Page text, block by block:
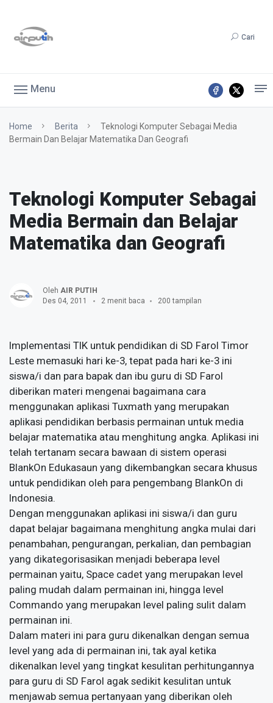
Cari
Menu
Home Berita
Teknologi Komputer Sebagai Media
Bermain Dan Belajar Matematika Dan Geografi
Teknologi Komputer Sebagai
Media Bermain dan Belajar
Matematika dan Geografi
Oleh AIR PUTIH
Des 04, 2011
2 menit baca 200 tampilan
Implementasi TIK untuk pendidikan di SD Farol Timor
Leste memasuki hari ke-3, tepat pada hari ke-3 ini
siswa/i dan para bapak dan ibu guru di SD Farol
diberikan materi mengenai bagaimana cara
menggunakan aplikasi Tuxmath yang merupakan
aplikasi pendidikan berbasis permainan untuk media
belajar matematika atau menghitung angka. Aplikasi ini
telah tertanam secara bawaan di sistem operasi
BlankOn Edukasaun yang dikembangkan secara khusus
untuk pendidikan oleh para pengembang BlankOn di
Indonesia.
Dengan menggunakan aplikasi ini siswa/i dan guru
dapat belajar bagaimana menghitung angka mulai dari
penambahan, pengurangan, perkalian, dan pembagian
yang dikategorisasikan menjadi beberapa level
permainan yaitu, Space cadet yang merupakan level
paling mudah dalam permainan ini, hingga level
Commando yang merupakan level paling sulit dalam
permainan ini.
Dalam materi ini para guru dikenalkan dengan semua
level yang ada di permainan ini, tak ayal ketika
dikenalkan level yang tingkat kesulitan perhitungannya
para guru di SD Farol agak sedikit kesulitan untuk
menjawab semua pertanyaan yang diberikan oleh